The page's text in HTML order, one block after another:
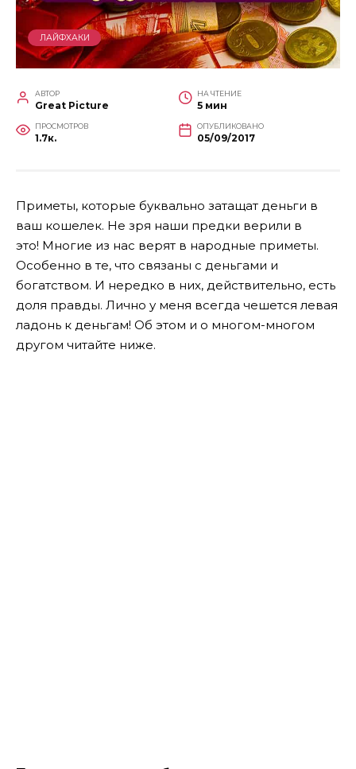
ЛАЙФХАКИ
АВТОР
Great Picture
НА ЧТЕНИЕ
5 мин
ПРОСМОТРОВ
1.7к.
ОПУБЛИКОВАНО
05/09/2017
Приметы, которые буквально затащат деньги в
ваш кошелек. Не зря наши предки верили в
это! Многие из нас верят в народные приметы.
Особенно в те, что связаны с деньгами и
богатством. И нередко в них, действительно, есть
доля правды. Лично у меня всегда чешется левая
ладонь к деньгам! Об этом и о многом-многом
другом читайте ниже.